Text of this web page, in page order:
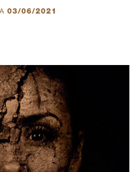
03/06/2021